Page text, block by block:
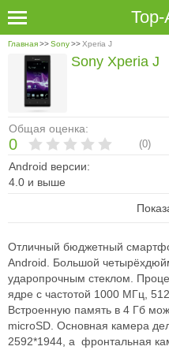
Главная>>Sony>>Xperia J
Общая оценка:
0 (0)
Android версии:
4.0 и выше
Sony Xperia J
Отличный бюджетный
Android. Большой
ударопрочным стеклом.
ядре с частотой 1000 МГц,
Встроенную память в 4 Гб
microSD. Основная камера
2592*1944, а фронтальная